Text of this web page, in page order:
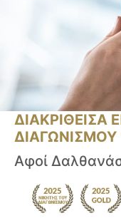
ΔΙΑΚΡΙΘΕΙΣΑ
ΔΙΑΓΩΝΙΣΜΟΥ
Αφοί